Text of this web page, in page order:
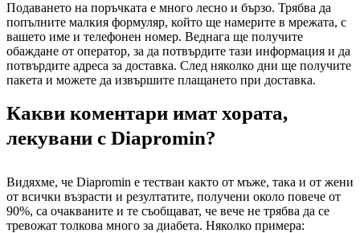
Подаването на поръчката е много лесно и бързо. Трябва да
попълните малкия формуляр, който ще намерите в мрежата, с
вашето име и телефонен номер. Веднага ще получите
обаждане от оператор, за да потвърдите тази информация и да
потвърдите адреса за доставка. След няколко дни ще получите
пакета и можете да извършите плащането при доставка.
Какви коментари имат хората,
лекувани с Diapromin?
Видяхме, че Diapromin е тестван както от мъже, така и от жени
от всички възрасти и резултатите, получени около повече от
90%, са очакваните и те съобщават, че вече не трябва да се
тревожат толкова много за диабета. Няколко примера: